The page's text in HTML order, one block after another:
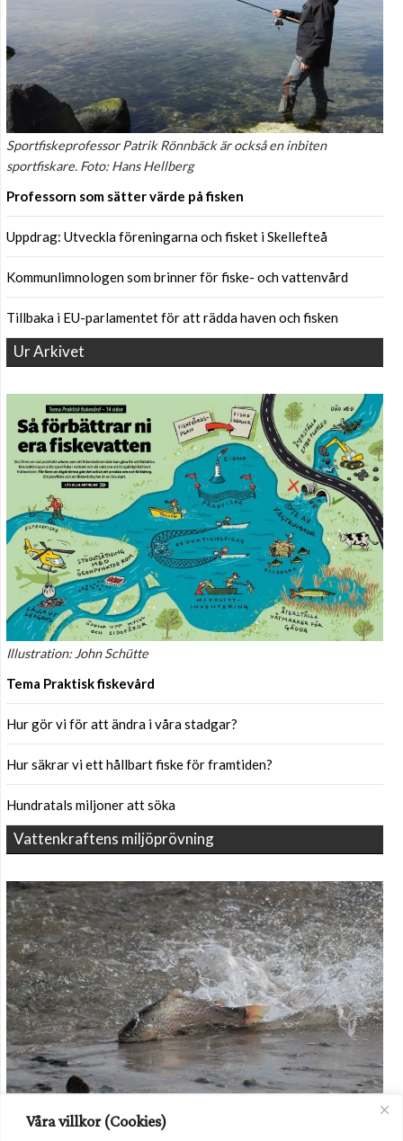
Våra villkor (Cookies)
Sportfiskeprofessor Patrik Rönnbäck är också en inbiten
sportfiskare. Foto: Hans Hellberg
Professorn som sätter värde på fisken
Uppdrag: Utveckla föreningarna och fisket i Skellefteå
Kommunlimnologen som brinner för fiske- och vattenvård
Tillbaka i EU-parlamentet för att rädda haven och fisken
Ur Arkivet
Illustration: John Schütte
Tema Praktisk fiskevård
Hur gör vi för att ändra i våra stadgar?
Hur säkrar vi ett hållbart fiske för framtiden?
Hundratals miljoner att söka
Vattenkraftens miljöprövning
odling av utsättning. Foto: Havs- och vattenmyndigheten.